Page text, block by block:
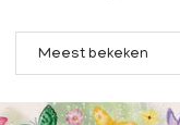
Meest bekeken